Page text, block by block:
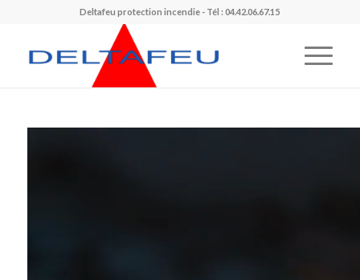
Deltafeu protection incendie - Tél : 04.42.06.67.15